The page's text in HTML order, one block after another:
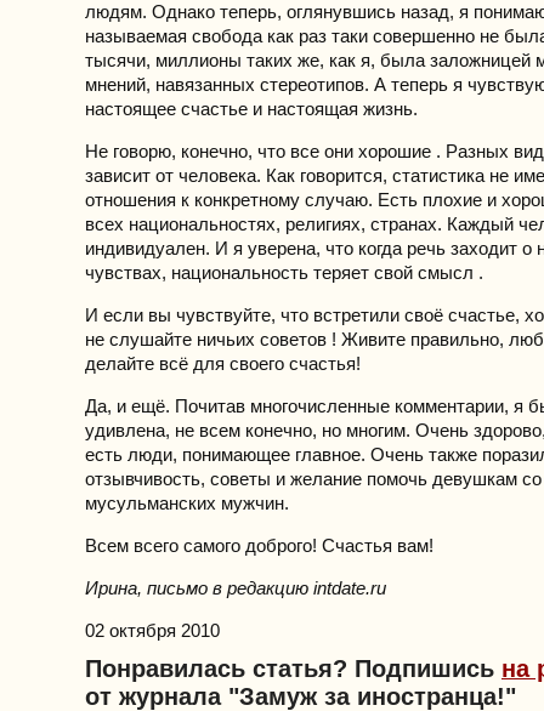
людям. Однако теперь, оглянувшись назад, я
называемая свобода как раз таки совершенно не
тысячи, миллионы таких же, как я, была заложницей
мнений, навязанных стереотипов. А теперь я
настоящее счастье и настоящая жизнь.
Не говорю, конечно, что все они хорошие . Разных
зависит от человека. Как говорится, статистика не
отношения к конкретному случаю. Есть плохие и
всех национальностях, религиях, странах. Каждый
индивидуален. И я уверена, что когда речь заходит о
чувствах, национальность теряет свой смысл .
И если вы чувствуйте, что встретили своё счастье,
не слушайте ничьих советов ! Живите правильно,
делайте всё для своего счастья!
Да, и ещё. Почитав многочисленные комментарии, я
удивлена, не всем конечно, но многим. Очень
есть люди, понимающее главное. Очень также
отзывчивость, советы и желание помочь девушкам
мусульманских мужчин.
Всем всего самого доброго! Счастья вам!
Ирина, письмо в редакцию intdate.ru
02 октября 2010
Понравилась статья? Подпишись на
от журнала "Замуж за иностранца!"